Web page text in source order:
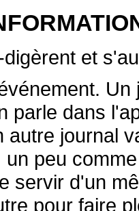
et
parle dans
autre journal
peu
servir d'un
pour faire